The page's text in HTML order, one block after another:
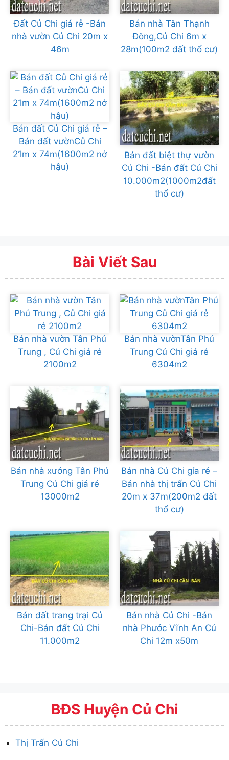
Đất Củ Chi giá rẻ -Bán
nhà vườn Củ Chi 20m x
46m
Bán nhà Tân Thạnh
Đông,Củ Chi 6m x
28m(100m2 đất thổ cư)
Bán đất Củ Chi giá rẻ –
Bán đất vườnCủ Chi
21m x 74m(1600m2 nở
hậu)
Bán đất biệt thự vườn
Củ Chi -Bán đất Củ Chi
10.000m2(1000m2đất
thổ cư)
Bài Viết Sau
Bán nhà vườn Tân Phú
Trung , Củ Chi giá rẻ
2100m2
Bán nhà vườnTân Phú
Trung Củ Chi giá rẻ
6304m2
Bán nhà xưởng Tân Phú
Trung Củ Chi giá rẻ
13000m2
Bán nhà Củ Chi gía rẻ –
Bán nhà thị trấn Củ Chi
20m x 37m(200m2 đất
thổ cư)
Bán đất trang trại Củ
Chi-Bán đất Củ Chi
11.000m2
Bán nhà Củ Chi -Bán
nhà Phước Vĩnh An Củ
Chi 12m x50m
BĐS Huyện Củ Chi
Thị Trấn Củ Chi